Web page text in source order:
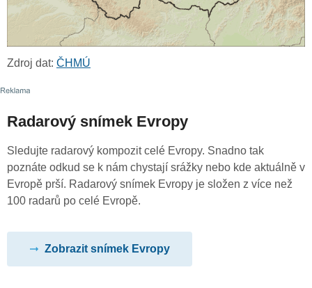
Zdroj dat: ČHMÚ
Radarový snímek Evropy
Sledujte radarový kompozit celé Evropy. Snadno tak
poznáte odkud se k nám chystají srážky nebo kde aktuálně v
Evropě prší. Radarový snímek Evropy je složen z více než
100 radarů po celé Evropě.
Zobrazit snímek Evropy